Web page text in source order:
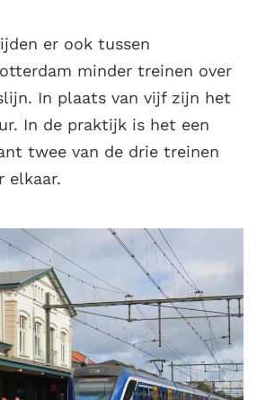
er ook tussen
minder treinen over
In plaats van vijf zijn het
In de praktijk is het een
twee van de drie treinen
elkaar.